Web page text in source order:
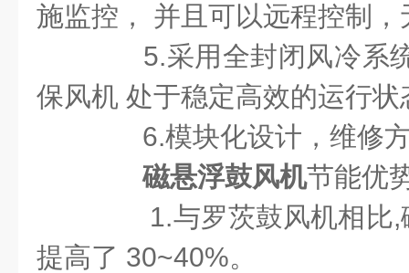
施监控， 并且可以远程控制
5.采用全封闭风冷系
保风机 处于稳定高效的运行状
6.模块化设计，维修方
磁悬浮鼓风机节能优
1.与罗茨鼓风机相比,
提高了 30~40%。